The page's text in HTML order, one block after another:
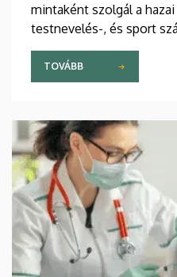
mintaként szolgál a
testnevelés-, és sport
TOVÁBB